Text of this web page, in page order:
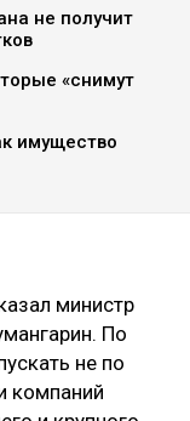
не получит
«снимут
имущество
министр
По
не по
компаний